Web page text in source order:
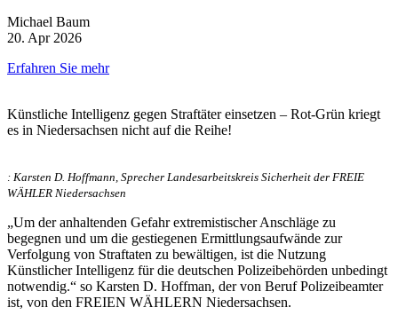
Michael Baum
20. Apr 2026
Erfahren Sie mehr
Künstliche Intelligenz gegen Straftäter einsetzen – Rot-Grün kriegt
es in Niedersachsen nicht auf die Reihe!
: Karsten D. Hoffmann, Sprecher Landesarbeitskreis Sicherheit der FREIE
WÄHLER Niedersachsen
„Um der anhaltenden Gefahr extremistischer Anschläge zu
begegnen und um die gestiegenen Ermittlungsaufwände zur
Verfolgung von Straftaten zu bewältigen, ist die Nutzung
Künstlicher Intelligenz für die deutschen Polizeibehörden unbedingt
notwendig.“ so Karsten D. Hoffman, der von Beruf Polizeibeamter
ist, von den FREIEN WÄHLERN Niedersachsen.